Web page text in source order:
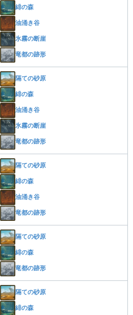
緋の森
油涌き谷
氷霧の断崖
竜都の跡形
隔ての砂原
緋の森
油涌き谷
氷霧の断崖
竜都の跡形
隔ての砂原
緋の森
油涌き谷
竜都の跡形
隔ての砂原
緋の森
竜都の跡形
隔ての砂原
緋の森